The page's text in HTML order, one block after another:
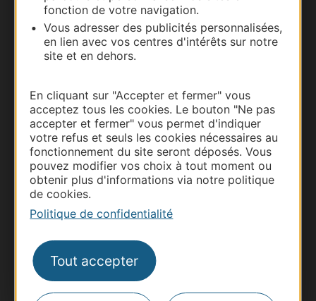
fonction de votre navigation.
Vous adresser des publicités personnalisées,
en lien avec vos centres d'intérêts sur notre
site et en dehors.
En cliquant sur "Accepter et fermer" vous
acceptez tous les cookies. Le bouton "Ne pas
accepter et fermer" vous permet d'indiquer
votre refus et seuls les cookies nécessaires au
fonctionnement du site seront déposés. Vous
pouvez modifier vos choix à tout moment ou
obtenir plus d'informations via notre politique
de cookies.
Politique de confidentialité
Tout accepter
Documentation
Thermalisme
Pros d'Occitanie
Site presse et d'influence